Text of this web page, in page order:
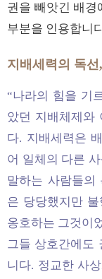
권을 빼앗긴 배경
부분을 인용합니
지배세력의 독
“나라의 힘을 기
았던 지배체제와
다. 지배세력은
어 일체의 다른
말하는 사람들의
은 당당했지만
옹호하는 그것이
그들 상호간에도
니다. 정교한 사